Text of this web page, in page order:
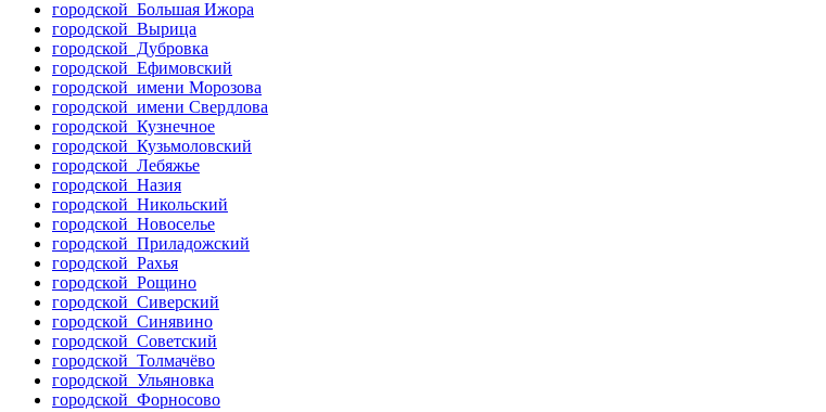
городской Большая Ижора
городской Вырица
городской Дубровка
городской Ефимовский
городской имени Морозова
городской имени Свердлова
городской Кузнечное
городской Кузьмоловский
городской Лебяжье
городской Назия
городской Никольский
городской Новоселье
городской Приладожский
городской Рахья
городской Рощино
городской Сиверский
городской Синявино
городской Советский
городской Толмачёво
городской Ульяновка
городской Форносово